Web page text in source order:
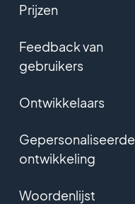
Prijzen
Feedback van
gebruikers
Ontwikkelaars
Gepersonaliseerde
ontwikkeling
Woordenlijst